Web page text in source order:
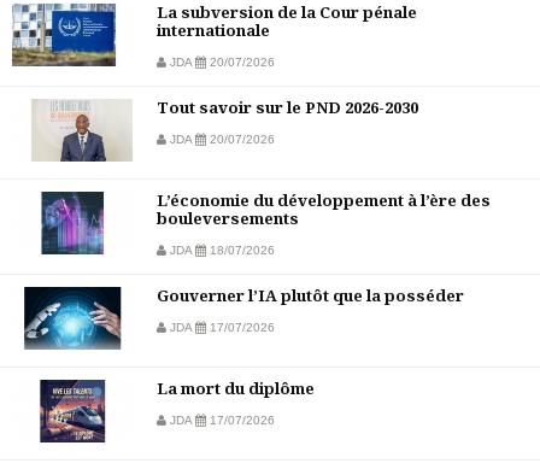
La subversion de la Cour pénale
internationale
JDA 20/07/2026
Tout savoir sur le PND 2026-2030
JDA 20/07/2026
L’économie du développement à l’ère des
bouleversements
JDA 18/07/2026
Gouverner l’IA plutôt que la posséder
JDA 17/07/2026
La mort du diplôme
JDA 17/07/2026